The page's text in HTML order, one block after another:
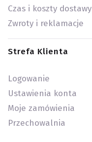
Czas i koszty dostawy
Zwroty i reklamacje
Strefa Klienta
Logowanie
Ustawienia konta
Moje zamówienia
Przechowalnia